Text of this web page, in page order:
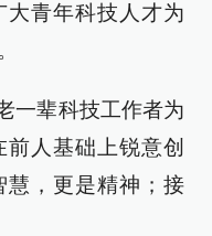
大青年科技人才为
一辈科技工作者为
人基础上锐意创
慧，更是精神；接